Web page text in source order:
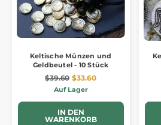
Keltische Münzen und
Geldbeutel - 10 Stück
$39.60 $33.60
Auf Lager
IN DEN
WARENKORB